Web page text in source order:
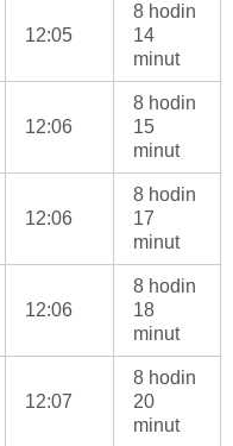
12:05
8 hodin
14
minut
12:06
8 hodin
15
minut
12:06
8 hodin
17
minut
12:06
8 hodin
18
minut
12:07
8 hodin
20
minut